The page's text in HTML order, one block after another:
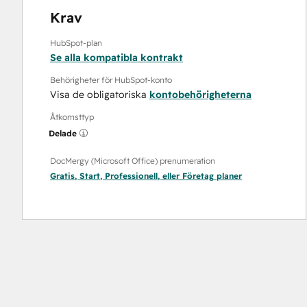
Krav
HubSpot-plan
Se alla kompatibla kontrakt
Behörigheter för HubSpot-konto
Visa de obligatoriska kontobehörigheterna
Åtkomsttyp
Delade
DocMergy (Microsoft Office) prenumeration
Gratis, Start, Professionell, eller Företag planer